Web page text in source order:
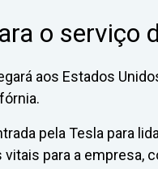
o serviço
aos Estados
pela Tesla para
para a empresa,